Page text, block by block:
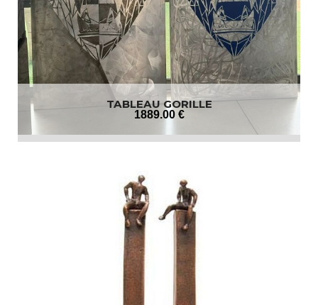
TABLEAU GORILLE
1889.00 €